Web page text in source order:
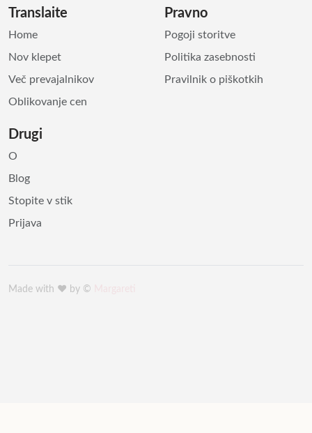
Translaite
Home
Nov klepet
Več prevajalnikov
Oblikovanje cen
Pravno
Pogoji storitve
Politika zasebnosti
Pravilnik o piškotkih
Drugi
O
Blog
Stopite v stik
Prijava
Made with ♥️ by ©